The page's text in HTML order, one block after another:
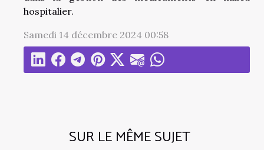
SUR LE MÊME SUJET
hospitalier.
Samedi 14 décembre 2024 00:58